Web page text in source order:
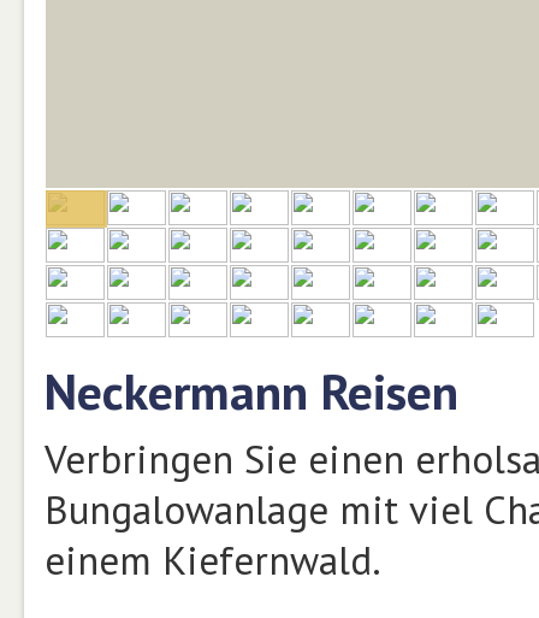
Neckermann Reisen
Verbringen Sie einen
Bungalowanlage mit viel
einem Kiefernwald.